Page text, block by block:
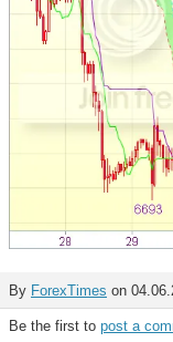
By ForexTimes on
Be the first to post a